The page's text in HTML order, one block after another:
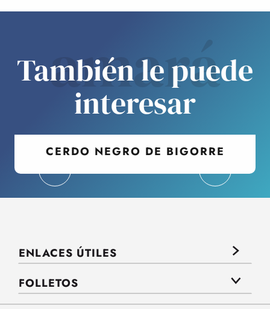
amará
También le puede
interesar
CERDO NEGRO DE BIGORRE
ENLACES ÚTILES
FOLLETOS